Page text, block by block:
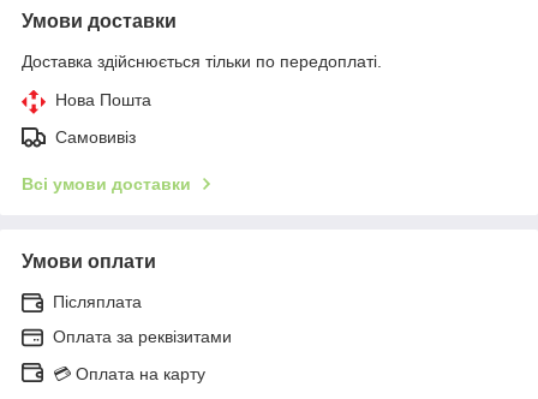
Умови доставки
Доставка здійснюється тільки по передоплаті.
Нова Пошта
Самовивіз
Всі умови доставки
Умови оплати
Післяплата
Оплата за реквізитами
💳 Оплата на карту